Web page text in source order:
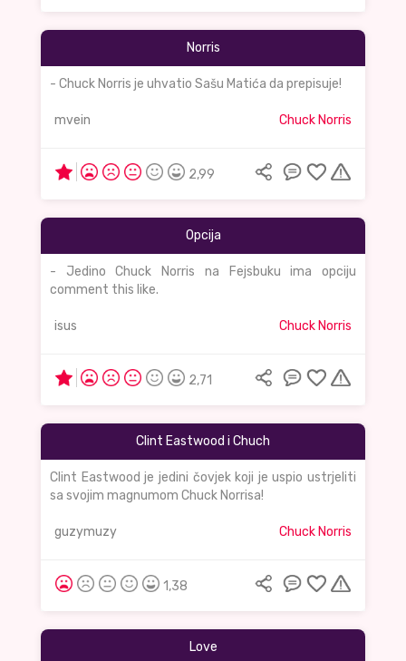
Norris
- Chuck Norris je uhvatio Sašu Matića da prepisuje!
mvein Chuck Norris
2,99
Opcija
- Jedino Chuck Norris na Fejsbuku ima opciju
comment this like.
isus Chuck Norris
2,71
Clint Eastwood i Chuch
Clint Eastwood je jedini čovjek koji je uspio ustrjeliti
sa svojim magnumom Chuck Norrisa!
guzymuzy Chuck Norris
1,38
Love